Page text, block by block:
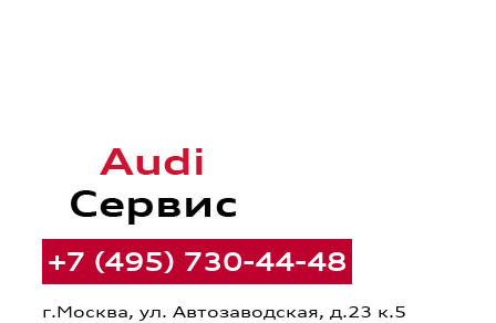
+7 (495) 730-44-48
г.Москва, ул. Автозаводская, д.23 к.5